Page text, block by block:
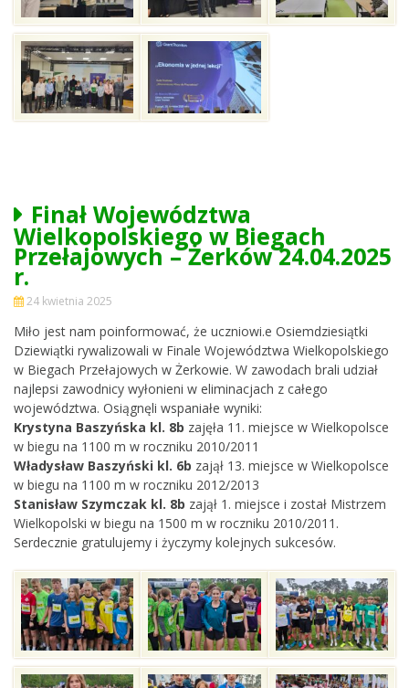
Finał Województwa
Wielkopolskiego w Biegach
Przełajowych – Żerków 24.04.2025
r.
24 kwietnia 2025
Miło jest nam poinformować, że uczniowi.e Osiemdziesiątki
Dziewiątki rywalizowali w Finale Województwa Wielkopolskiego
w Biegach Przełajowych w Żerkowie. W zawodach brali udział
najlepsi zawodnicy wyłonieni w eliminacjach z całego
województwa. Osiągnęli wspaniałe wyniki:
Krystyna Baszyńska kl. 8b zajęła 11. miejsce w Wielkopolsce
w biegu na 1100 m w roczniku 2010/2011
Władysław Baszyński kl. 6b zajął 13. miejsce w Wielkopolsce
w biegu na 1100 m w roczniku 2012/2013
Stanisław Szymczak kl. 8b zajął 1. miejsce i został Mistrzem
Wielkopolski w biegu na 1500 m w roczniku 2010/2011.
Serdecznie gratulujemy i życzymy kolejnych sukcesów.